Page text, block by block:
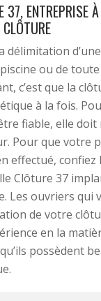
37, ENTREPRISE
délimitation
piscine ou de
c’est que la
à la fois.
fiable, elle doit
Pour que votre
effectué, confiez
Clôture 37
Les ouvriers qui
de votre
en la
possèdent